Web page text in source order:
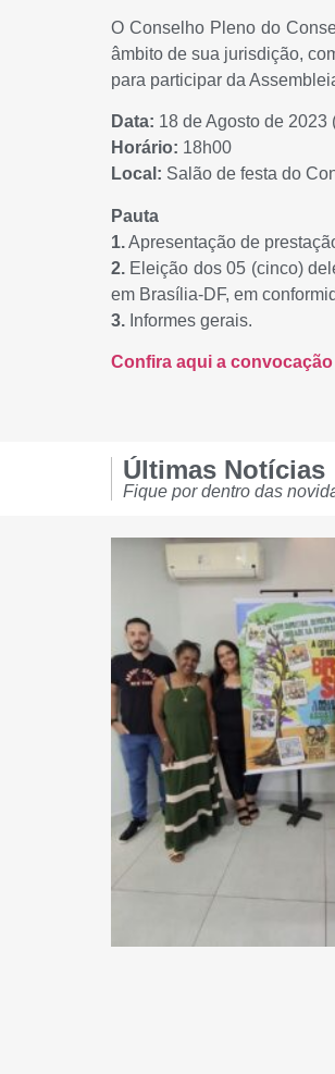
O Conselho Pleno do
âmbito de sua jurisdição,
para participar da
Data: 18 de Agosto de 2023
Horário: 18h00
Local: Salão de festa do
Pauta
1.Apresentação de
2. Eleição dos 05 (cinco)
em Brasília-DF, em
3. Informes gerais.
Confira aqui a
Últimas Notícias
Fique por dentro das